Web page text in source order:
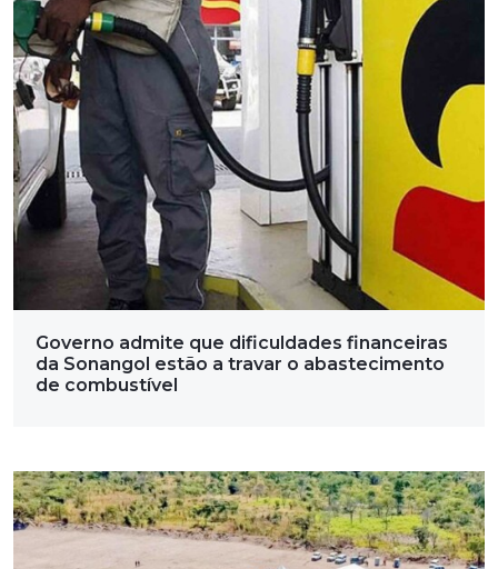
Governo admite que dificuldades financeiras
da Sonangol estão a travar o abastecimento
de combustível